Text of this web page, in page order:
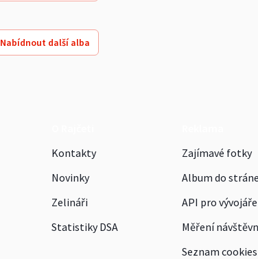
Nabídnout další alba
Kontakty
Novinky
Zelináři
Statistiky DSA
Zajímavé fotky
Album do
API pro vývojáře
Měření
Seznam cookies